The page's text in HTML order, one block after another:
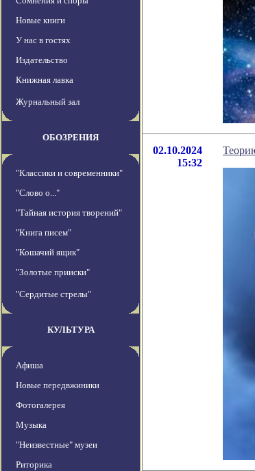
Новые книги
У нас в гостях
Издательство
Книжная лавка
Журнальный зал
ОБОЗРЕНИЯ
"Классики и современники"
"Слово о..."
"Тайная история творений"
"Книга писем"
"Кошачий ящик"
"Золотые прииски"
"Сердитые стрелы"
КУЛЬТУРА
Афиша
Новые передвжиники
Фотогалерея
Музыка
"Неизвестные" музеи
Риторика
02.10.2024
15:32